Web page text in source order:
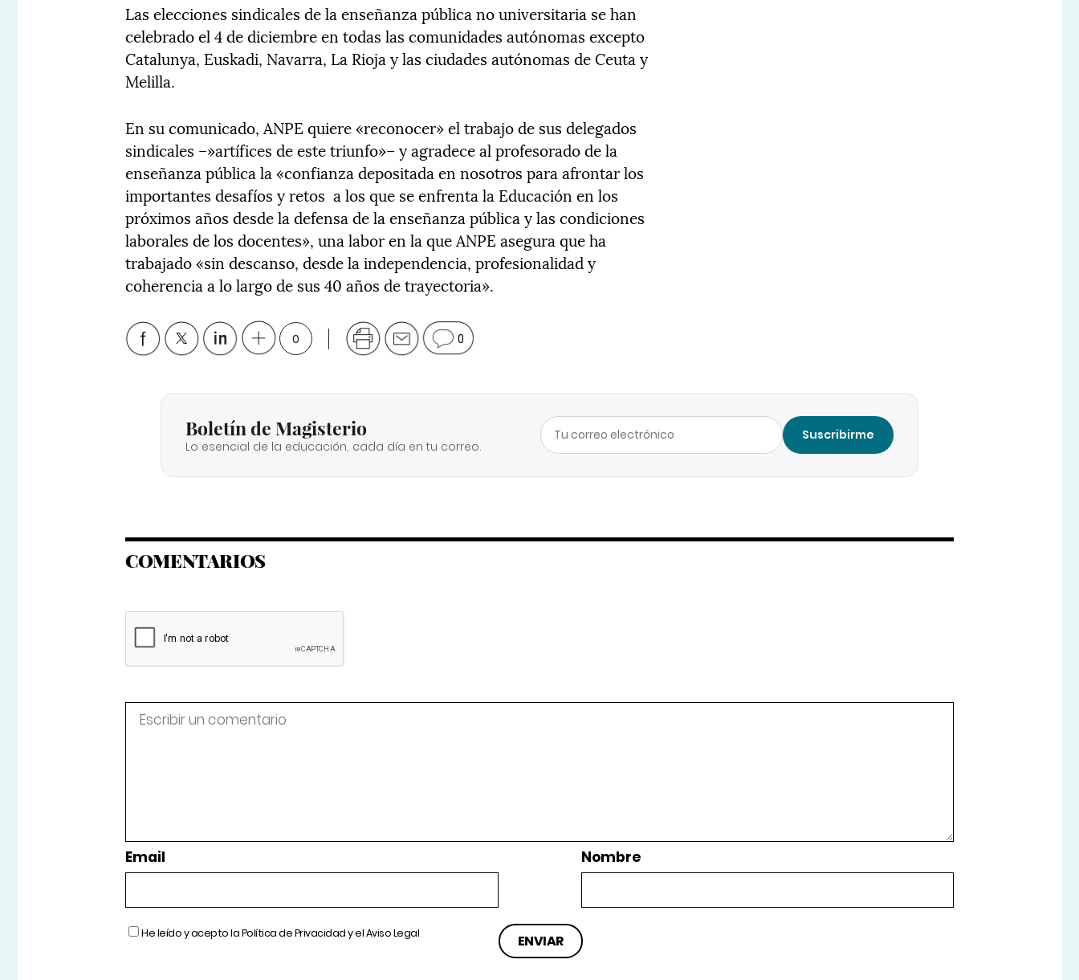
Las elecciones sindicales de la enseñanza pública no universitaria se han
celebrado el 4 de diciembre en todas las comunidades autónomas excepto
Catalunya, Euskadi, Navarra, La Rioja y las ciudades autónomas de Ceuta y
Melilla.
En su comunicado, ANPE quiere «reconocer» el trabajo de sus delegados
sindicales –»artífices de este triunfo»– y agradece al profesorado de la
enseñanza pública la «confianza depositada en nosotros para afrontar los
importantes desafíos y retos a los que se enfrenta la Educación en los
próximos años desde la defensa de la enseñanza pública y las condiciones
laborales de los docentes», una labor en la que ANPE asegura que ha
trabajado «sin descanso, desde la independencia, profesionalidad y
coherencia a lo largo de sus 40 años de trayectoria».
0 0
Boletín de Magisterio
Lo esencial de la educación, cada día en tu correo.
Suscribirme
COMENTARIOS
Email Nombre
He leído y acepto laPolítica de Privacidady elAviso Legal